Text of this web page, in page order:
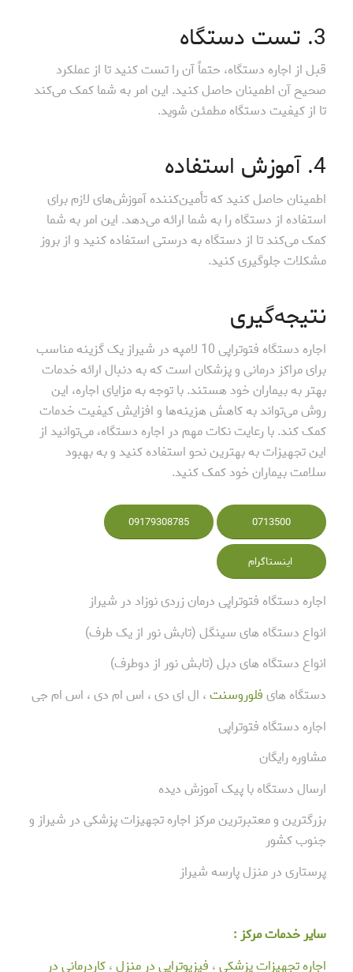
3. تست دستگاه
قبل از اجاره دستگاه، حتماً آن را تست کنید تا از عملکرد
صحیح آن اطمینان حاصل کنید. این امر به شما کمک می‌کند
تا از کیفیت دستگاه مطمئن شوید.
4. آموزش استفاده
اطمینان حاصل کنید که تأمین‌کننده آموزش‌های لازم برای
استفاده از دستگاه را به شما ارائه می‌دهد. این امر به شما
کمک می‌کند تا از دستگاه به درستی استفاده کنید و از بروز
مشکلات جلوگیری کنید.
نتیجه‌گیری
اجاره دستگاه فتوتراپی 10 لامپه در شیراز یک گزینه مناسب
برای مراکز درمانی و پزشکان است که به دنبال ارائه خدمات
بهتر به بیماران خود هستند. با توجه به مزایای اجاره، این
روش می‌تواند به کاهش هزینه‌ها و افزایش کیفیت خدمات
کمک کند. با رعایت نکات مهم در اجاره دستگاه، می‌توانید از
این تجهیزات به بهترین نحو استفاده کنید و به بهبود
سلامت بیماران خود کمک کنید.
0713500
09179308785
اینستاگرام
اجاره دستگاه فتوتراپی درمان زردی نوزاد در شیراز
انواع دستگاه های سینگل (تابش نور از یک طرف)
انواع دستگاه های دبل (تابش نور از دوطرف)
دستگاه هایفلوروسنت، ال ای دی ، اس ام دی ، اس ام جی
اجاره دستگاه فتوتراپی
مشاوره رایگان
ارسال دستگاه با پیک آموزش دیده
بزرگترین و معتبرترین مرکز اجاره تجهیزات پزشکی در شیراز و
جنوب کشور
پرستاری در منزل پارسه شیراز
سایر خدمات مرکز :
اجاره تجهیزات پزشکی، فیزیوتراپی در منزل،کاردرمانی در